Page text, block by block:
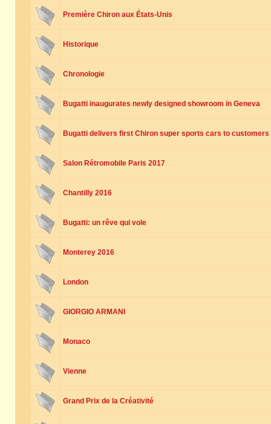
Première Chiron aux États-Unis
Historique
Chronologie
Bugatti inaugurates newly designed showroom in Geneva
Bugatti delivers first Chiron super sports cars to customers
Salon Rétromobile Paris 2017
Chantilly 2016
Bugatti: un rêve qui vole
Monterey 2016
London
GIORGIO ARMANI
Monaco
Vienne
Grand Prix de la Créativité